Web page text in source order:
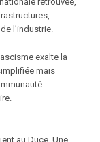
l’industrie.
exalte la
mais
au Duce. Une